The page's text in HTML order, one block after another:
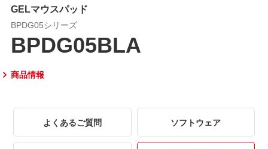
GELマウスパッド
BPDG05シリーズ
BPDG05BLA
商品情報
よくあるご質問 ソフトウェア